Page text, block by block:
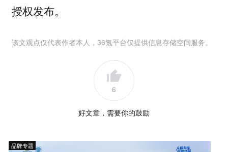
授权发布。
该文观点仅代表作者本人，36氪平台仅提供信息存储空间服务。
6
好文章，需要你的鼓励
品牌专题